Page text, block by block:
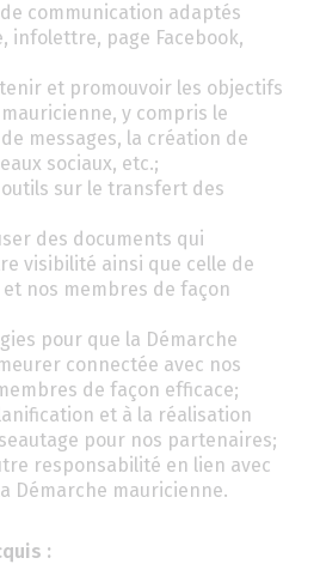
communication adaptés
infolettre, page Facebook,
et promouvoir les objectifs
y compris le
messages, la création de
sociaux, etc.;
sur le transfert des
des documents qui
visibilité ainsi que celle de
nos membres de façon
pour que la Démarche
connectée avec nos
de façon efficace;
et à la réalisation
pour nos partenaires;
responsabilité en lien avec
Démarche mauricienne.
: